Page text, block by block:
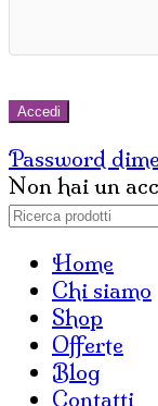
Accedi
Password
Non hai un
Cerca:
Home
Chi siamo
Shop
Offerte
Blog
Contatti